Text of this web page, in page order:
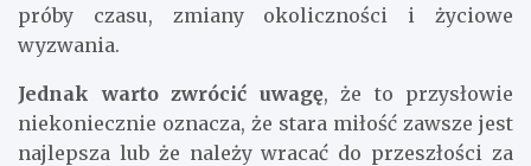
próby czasu, zmiany okoliczności i życiowe
wyzwania.
Jednak warto zwrócić uwagę, że to przysłowie
niekoniecznie oznacza, że stara miłość zawsze jest
najlepsza lub że należy wracać do przeszłości za